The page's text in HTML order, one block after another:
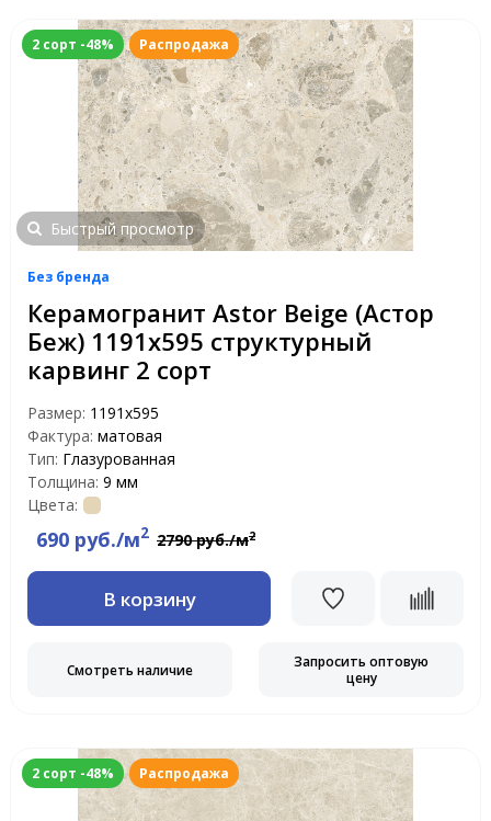
2 сорт -48% Распродажа
Быстрый просмотр
Без бренда
Керамогранит Astor Beige (Астор
Беж) 1191х595 структурный
карвинг 2 сорт
Размер: 1191x595
Фактура: матовая
Тип: Глазурованная
Толщина: 9 мм
Цвета:
690 руб./м2 2790 руб./м2
В корзину
Смотреть наличие
Запросить оптовую
цену
2 сорт -48% Распродажа